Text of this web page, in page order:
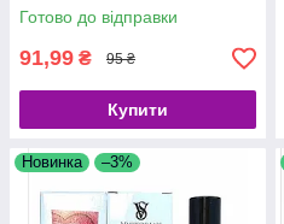
Готово до відправки
91,99 ₴ 95 ₴
Купити
Новинка –3%